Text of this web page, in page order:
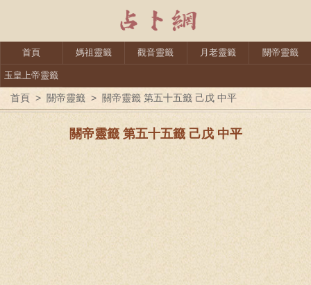
首頁 媽祖靈籤 觀音靈籤 月老靈籤 關帝靈籤
玉皇上帝靈籤
首頁 > 關帝靈籤 > 關帝靈籤 第五十五籤 己戊 中平
關帝靈籤 第五十五籤 己戊 中平